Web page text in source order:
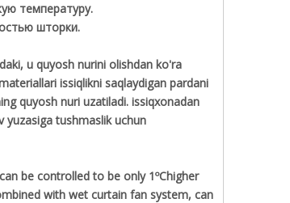
температуру.
шторки.
u quyosh nurini olishdan ko'ra
issiqlikni saqlaydigan pardani
quyosh nuri uzatiladi. issiqxonadan
yuzasiga tushmaslik uchun
be controlled to be only 1ºChigher
with wet curtain fan system, can